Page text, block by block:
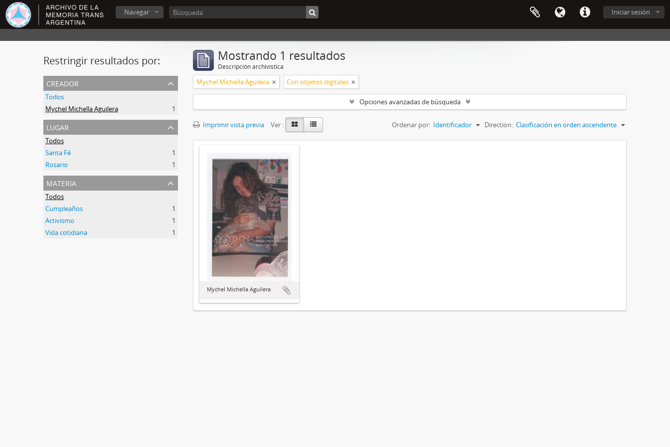
Iniciar sesión
Navegar
Restringir resultados por:
creador
Todos
Mychel Michella Aguilera
1
lugar
Todos
Santa Fé
1
Rosario
1
materia
Todos
Cumpleaños
1
Activismo
1
Vida cotidiana
1
Mostrando 1 resultados
Descripción archivística
Mychel Michella Aguilera Con objetos digitales
Opciones avanzadas de búsqueda
Imprimir vista previa Ver : Ordenar por: Identificador Direction: Clasificación en orden ascendente
Mychel Michella Aguilera